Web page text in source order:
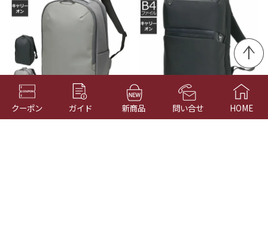
クーポン ガイド 新商品 問い合せ HOME